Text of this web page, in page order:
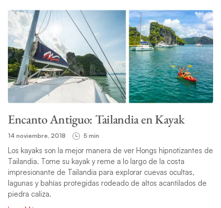
Encanto Antiguo: Tailandia en Kayak
14 noviembre, 2018 5 min
Los kayaks son la mejor manera de ver Hongs hipnotizantes de
Tailandia. Tome su kayak y reme a lo largo de la costa
impresionante de Tailandia para explorar cuevas ocultas,
lagunas y bahías protegidas rodeado de altos acantilados de
piedra caliza.